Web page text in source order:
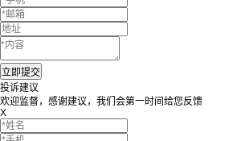
投诉建议
欢迎监督，感谢建议，我们会第一时间给您反馈
X